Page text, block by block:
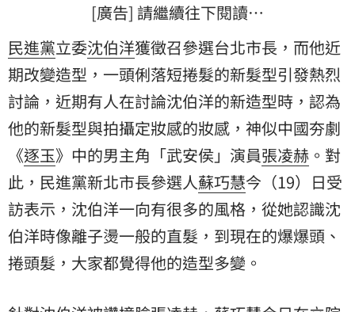
[廣告] 請繼續往下閱讀…
民進黨立委沈伯洋獲徵召參選台北市長，而他近
期改變造型，一頭俐落短捲髮的新髮型引發熱烈
討論，近期有人在討論沈伯洋的新造型時，認為
他的新髮型與拍攝定妝感的妝感，神似中國夯劇
《逐玉》中的男主角「武安侯」演員張凌赫 。對
此，民進黨新北市長參選人蘇巧慧今（19）日受
訪表示，沈伯洋一向有很多的風格，從她認識沈
伯洋時像離子燙一般的直髮，到現在的爆爆頭、
捲頭髮，大家都覺得他的造型多變。